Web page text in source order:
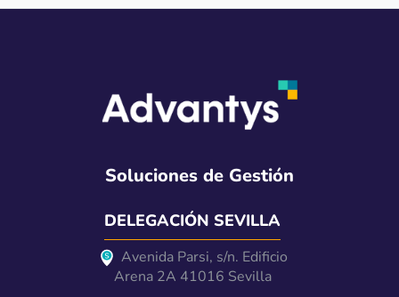
Soluciones de Gestión
DELEGACIÓN SEVILLA
Avenida Parsi, s/n. Edificio
Arena 2A 41016 Sevilla